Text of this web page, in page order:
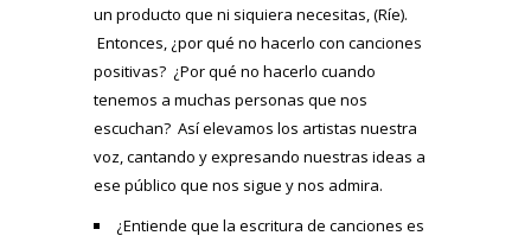
un producto que ni siquiera necesitas, (Ríe).
Entonces, ¿por qué no hacerlo con canciones
positivas? ¿Por qué no hacerlo cuando
tenemos a muchas personas que nos
escuchan? Así elevamos los artistas nuestra
voz, cantando y expresando nuestras ideas a
ese público que nos sigue y nos admira.
¿Entiende que la escritura de canciones es